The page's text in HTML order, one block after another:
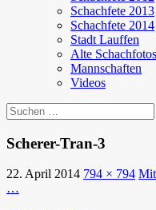
Schachfete 2013
Schachfete 2014
Stadt Lauffen
Alte Schachfotos
Mannschaften
Videos
Suchen
nach:
Scherer-Tran-3
22. April 2014 794 × 794
…